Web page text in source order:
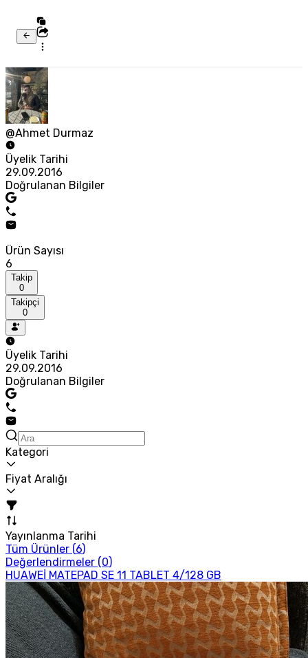
@Ahmet Durmaz
Üyelik Tarihi
29.09.2016
Doğrulanan Bilgiler
Ürün Sayısı
6
Takip
0
Takipçi
0
Üyelik Tarihi
29.09.2016
Doğrulanan Bilgiler
Kategori
Fiyat Aralığı
Yayınlanma Tarihi
Tüm Ürünler (6)
Değerlendirmeler (0)
HUAWEİ MATEPAD SE 11 TABLET 4/128 GB